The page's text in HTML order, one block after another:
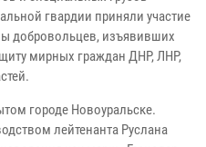
гвардии приняли участие
добровольцев, изъявивших
мирных граждан ДНР, ЛНР,
городе Новоуральске.
лейтенанта Руслана